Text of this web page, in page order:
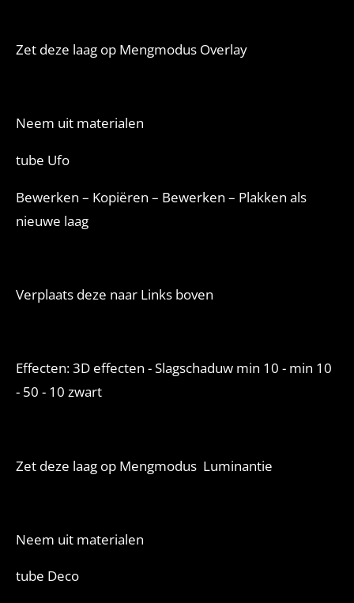
Zet deze laag op Mengmodus Overlay
Neem uit materialen
tube Ufo
Bewerken – Kopiëren – Bewerken – Plakken als
nieuwe laag
Verplaats deze naar Links boven
Effecten: 3D effecten - Slagschaduw min 10 - min 10
- 50 - 10 zwart
Zet deze laag op Mengmodus Luminantie
Neem uit materialen
tube Deco